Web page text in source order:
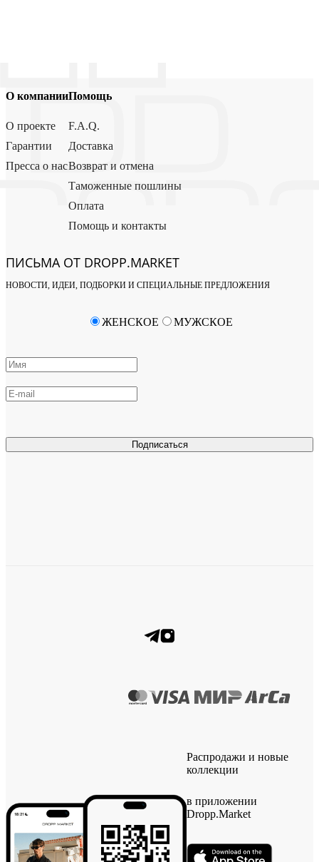
О компании
О проекте
Гарантии
Пресса о нас
Помощь
F.A.Q.
Доставка
Возврат и отмена
Таможенные пошлины
Оплата
Помощь и контакты
ПИСЬМА ОТ DROPP.MARKET
НОВОСТИ, ИДЕИ, ПОДБОРКИ И СПЕЦИАЛЬНЫЕ ПРЕДЛОЖЕНИЯ
Подписаться
ЖЕНСКОЕ МУЖСКОЕ
Распродажи и новые
коллекции
в приложении
Dropp.Market